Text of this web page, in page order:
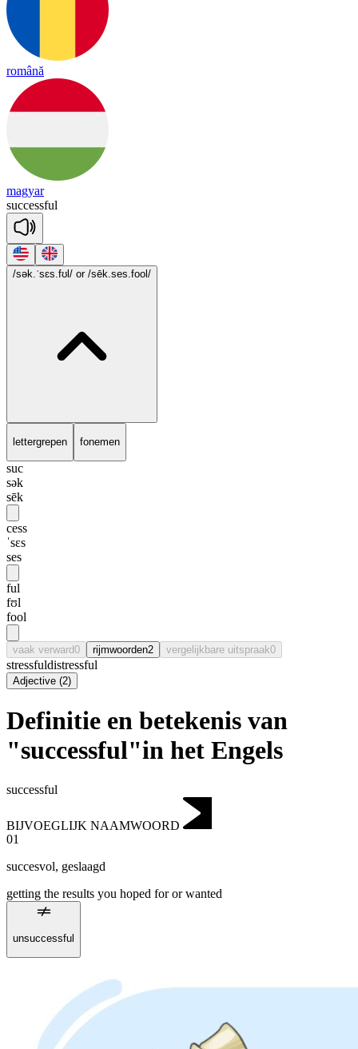
română
magyar
successful
/sək.ˈsɛs.fʊl/ or /sēk.ses.fool/
lettergrepen fonemen
suc
sək
sēk
cess
ˈsɛs
ses
ful
fʊl
fool
vaak verward0 rijmwoorden2 vergelijkbare uitspraak0
stressfuldistressful
Adjective (2)
Definitie en betekenis van
"successful"in het Engels
successful
BIJVOEGLIJK NAAMWOORD
01
succesvol, geslaagd
getting the results you hoped for or wanted
unsuccessful